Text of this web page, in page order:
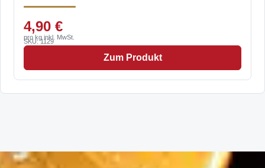
4,90 €
pro kg inkl. MwSt.
SKU: 1129
Zum Produkt